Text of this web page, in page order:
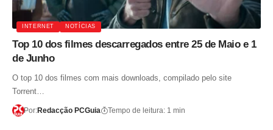
INTERNET NOTÍCIAS
Top 10 dos filmes descarregados entre 25 de Maio e 1
de Junho
O top 10 dos filmes com mais downloads, compilado pelo site
Torrent…
Por:Redacção PCGuia Tempo de leitura: 1 min